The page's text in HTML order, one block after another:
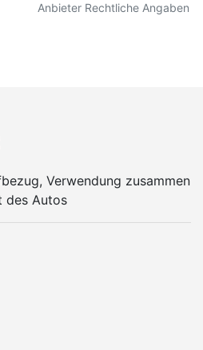
Anbieter Rechtliche Angaben
Verwendung zusammen
des Autos